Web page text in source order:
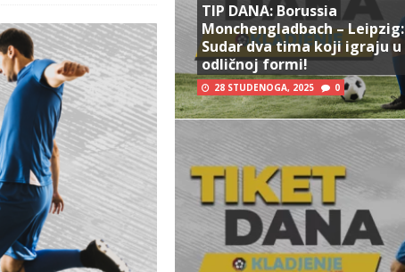
TIP DANA: Borussia
Monchengladbach – Leipzig:
Sudar dva tima koji igraju u
odličnoj formi!
28 STUDENOGA, 2025 0